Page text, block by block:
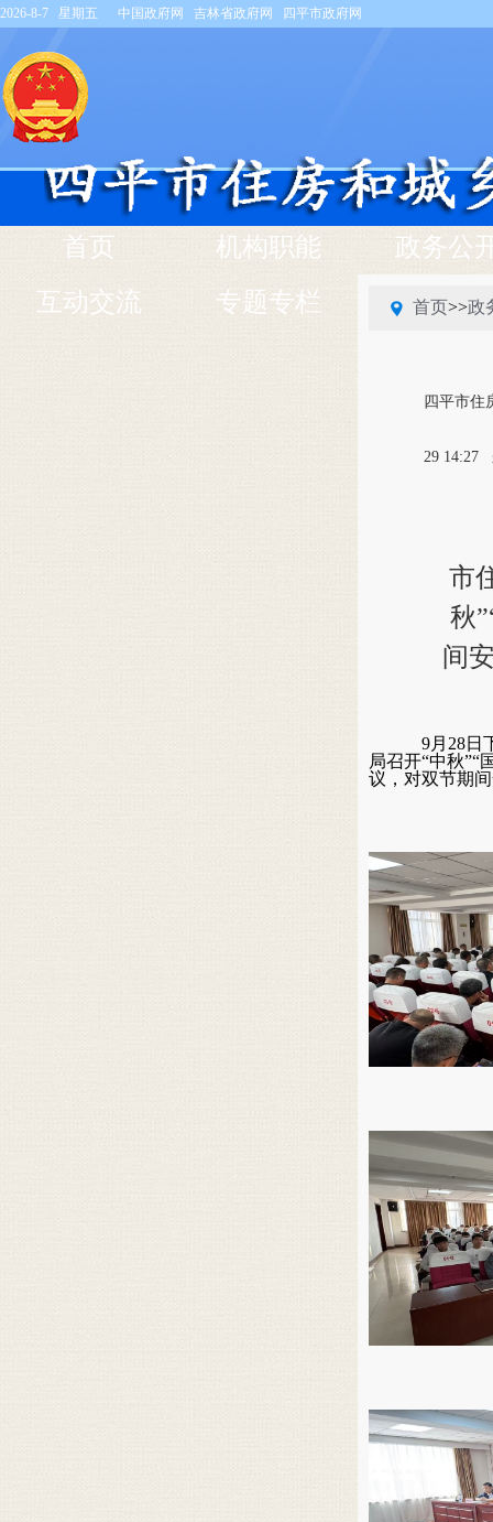
2026-8-7 星期五 中国政府网 吉林省政府网 四平市政府网
首页 机构职能
政务公
互动交流
专题专栏 首页>>政
四平市住
29 14:27
市
秋
间
9月28日
局召开“中秋”“
议，对双节期